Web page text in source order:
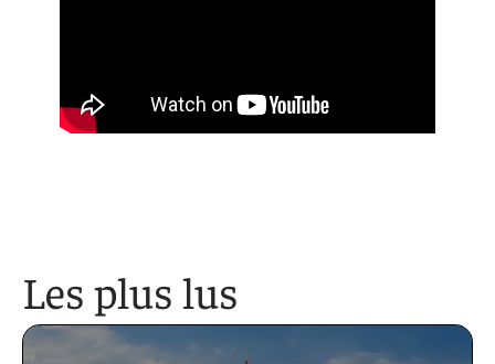
Les plus lus